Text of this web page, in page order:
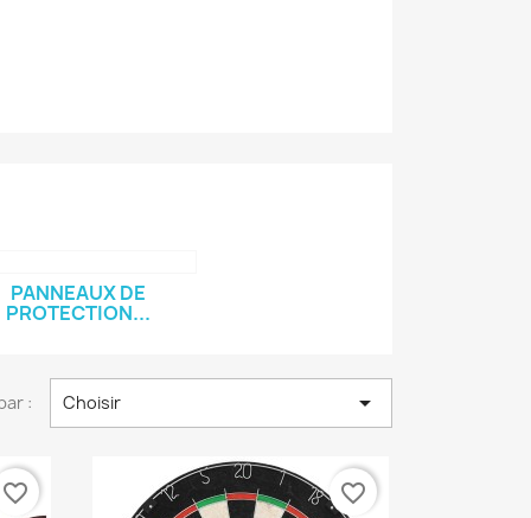
PANNEAUX DE
PROTECTION...
: Choisir 
favorite_border favorite_border